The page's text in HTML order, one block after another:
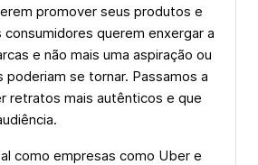
promover seus produtos e
consumidores querem enxergar a
e não mais uma aspiração ou
poderiam se tornar. Passamos a
retratos mais autênticos e que
como empresas como Uber e